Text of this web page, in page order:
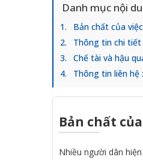
Danh mục nội
Bản chất của
Thông tin chi tiết
Chế tài và hậu
Thông tin liên hệ
Bản chất
Nhiều người dân